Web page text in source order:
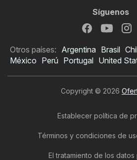
Síguenos
Otros países: Argentina Brasil
México Perú Portugal United
Copyright © 2026
Establecer política de
Términos y condiciones de
El tratamiento de los